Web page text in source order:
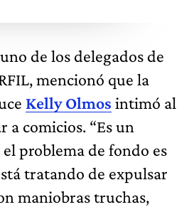
de los delegados de
mencionó que la
Kelly Olmos intimó al
a comicios. “Es un
problema de fondo es
tratando de expulsar
maniobras truchas,